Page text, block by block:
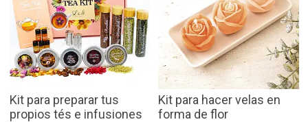
Kit para preparar tus
propios tés e infusiones
Kit para hacer velas en
forma de flor